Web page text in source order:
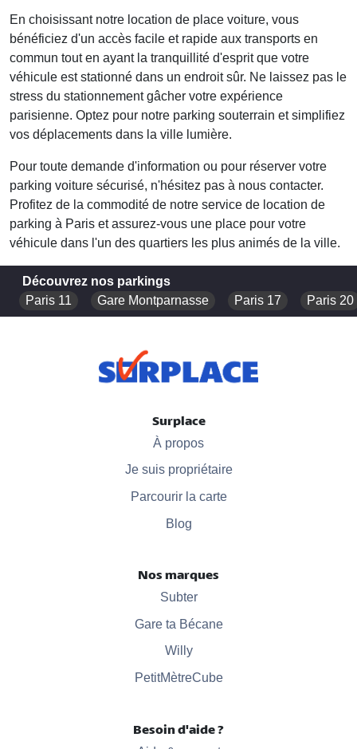
En choisissant notre location de place voiture, vous
bénéficiez d'un accès facile et rapide aux transports en
commun tout en ayant la tranquillité d'esprit que votre
véhicule est stationné dans un endroit sûr. Ne laissez pas le
stress du stationnement gâcher votre expérience
parisienne. Optez pour notre parking souterrain et simplifiez
vos déplacements dans la ville lumière.
Pour toute demande d'information ou pour réserver votre
parking voiture sécurisé, n'hésitez pas à nous contacter.
Profitez de la commodité de notre service de location de
parking à Paris et assurez-vous une place pour votre
véhicule dans l'un des quartiers les plus animés de la ville.
Découvrez nos parkings
Paris 11
Gare Montparnasse Paris 17 Paris 20
Surplace
À propos
Je suis propriétaire
Parcourir la carte
Blog
Nos marques
Subter
Gare ta Bécane
Willy
PetitMètreCube
Besoin d'aide ?